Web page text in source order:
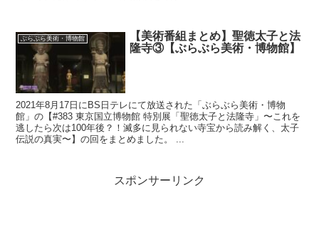
ぶらぶら美術・博物館
【美術番組まとめ】聖徳太子と法
隆寺③【ぶらぶら美術・博物館】
2021年8月17日にBS日テレにて放送された「ぶらぶら美術・博物
館」の【#383 東京国立博物館 特別展「聖徳太子と法隆寺」〜これを
逃したら次は100年後？！滅多に見られない寺宝から読み解く、太子
伝説の真実〜】の回をまとめました。 ...
スポンサーリンク